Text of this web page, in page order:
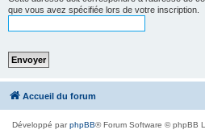
que vous avez spécifiée lors de votre inscription.
Accueil du forum
Développé parphpBB® Forum Software © phpBB